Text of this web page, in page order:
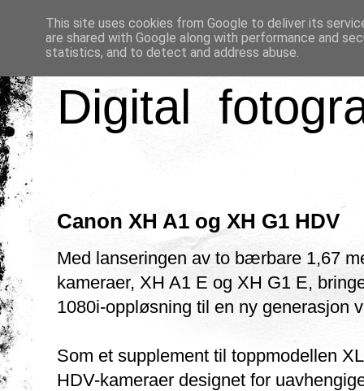
Digital
Canon XH A1 og XH G1 HDV
Med lanseringen av to bærbare 1,67
kameraer, XH A1 E og XH G1 E,
1080i-oppløsning til en ny generasjon
Som et supplement til toppmodellen
HDV-kameraer designet for
This site uses cookies from Google to deliver its
are shared with Google along with performance and
statistics, and to detect and address abuse.